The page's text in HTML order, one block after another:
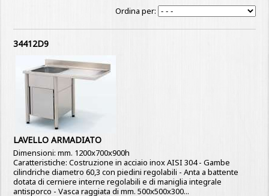
Ordina per:
34412D9
LAVELLO ARMADIATO
Dimensioni: mm. 1200x700x900h
Caratteristiche: Costruzione in acciaio inox AISI 304 - Gambe
cilindriche diametro 60,3 con piedini regolabili - Anta a battente
dotata di cerniere interne regolabili e di maniglia integrale
antisporco - Vasca raggiata di mm. 500x500x300...